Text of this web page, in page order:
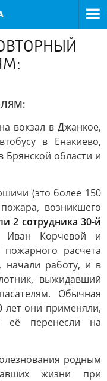
вокзал в Джанкое,
в Енакиево,
Брянской области и
(это более 150
возникшего
2 сотрудника 30-й
Иван Корчевой и
расчета
начали работу, и в
выжидавший
Обычная
лет они применяли,
её перенесли на
родным
жизни при